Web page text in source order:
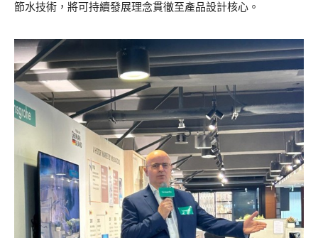
節水技術，將可持續發展理念貫徹至產品設計核心。